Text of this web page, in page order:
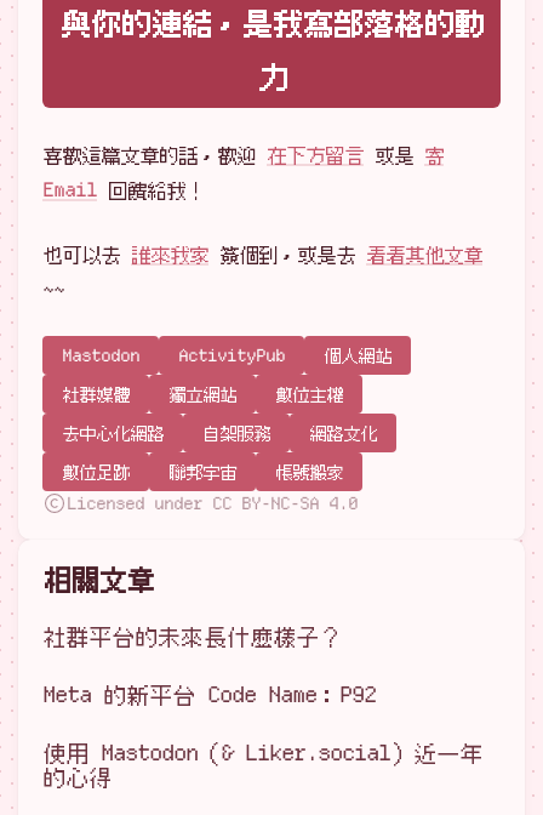
與你的連結，是我寫部落格的動
力
喜歡這篇文章的話，歡迎 在下方留言 或是 寄
Email 回饋給我！
也可以去 誰來我家 簽個到，或是去 看看其他文章
~~
Mastodon ActivityPub
個人網站
社群媒體
獨立網站
數位主權
去中心化網路
自架服務
網路文化
數位足跡
聯邦宇宙
帳號搬家
Licensed under CC BY-NC-SA 4.0
相關文章
社群平台的未來長什麼樣子？
Meta 的新平台 Code Name：P92
使用 Mastodon（& Liker.social）近一年
的心得